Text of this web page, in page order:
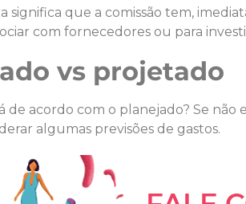
significa que a comissão tem,
com fornecedores ou para
vs projetado
de acordo com o planejado? Se não
algumas previsões de gastos.